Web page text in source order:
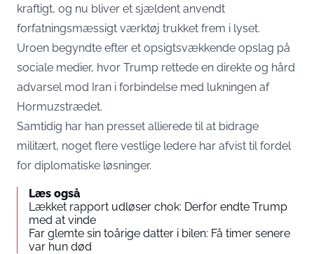
kraftigt, og nu bliver et sjældent anvendt
forfatningsmæssigt værktøj trukket frem i lyset.
Uroen begyndte efter et opsigtsvækkende opslag på
sociale medier, hvor Trump rettede en direkte og hård
advarsel mod Iran i forbindelse med lukningen af
Hormuzstrædet.
Samtidig har han presset allierede til at bidrage
militært, noget flere vestlige ledere har afvist til fordel
for diplomatiske løsninger.
Læs også
Lækket rapport udløser chok: Derfor endte Trump
med at vinde
Far glemte sin toårige datter i bilen: Få timer senere
var hun død